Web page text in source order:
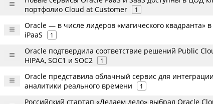
портфолио Cloud at Customer
1
Oracle — в числе лидеров «магического квадранта»
iPaaS
1
Oracle подтвердила соответствие решений Public
HIPAA, SOC1 и SOC2
1
Oracle представила облачный сервис для
аналитики реального времени
1
Российский стартап «Делаем дело» выбрал Oracle